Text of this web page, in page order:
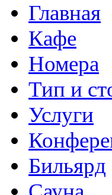
Главная
Кафе
Номера
Тип и
Услуги
Бильярд